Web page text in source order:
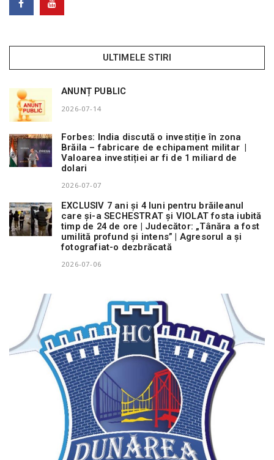
ULTIMELE STIRI
ANUNȚ PUBLIC
2026-07-14
Forbes: India discută o investiție în zona
Brăila – fabricare de echipament militar |
Valoarea investiției ar fi de 1 miliard de
dolari
2026-07-07
EXCLUSIV 7 ani și 4 luni pentru brăileanul
care și-a SECHESTRAT și VIOLAT fosta iubită
timp de 24 de ore | Judecător: „Tânăra a fost
umilită profund și intens” | Agresorul a și
fotografiat-o dezbrăcată
2026-07-06